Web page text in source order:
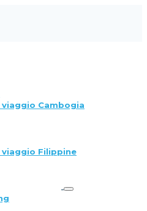
Cambogia
viaggio Filippine